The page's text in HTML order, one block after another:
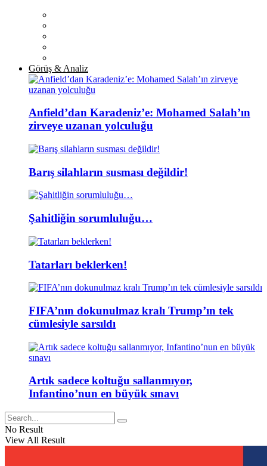
Görüş & Analiz
Anfield’dan Karadeniz’e: Mohamed Salah’ın
zirveye uzanan yolculuğu
Barış silahların susması değildir!
Şahitliğin sorumluluğu…
Tatarları beklerken!
FIFA’nın dokunulmaz kralı Trump’ın tek
cümlesiyle sarsıldı
Artık sadece koltuğu sallanmıyor,
Infantino’nun en büyük sınavı
No Result
View All Result